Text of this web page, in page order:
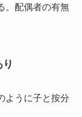
。配偶者の有無
ように子と按分